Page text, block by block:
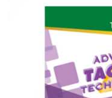
5-
csillag.